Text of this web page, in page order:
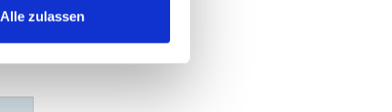
Alle zulassen